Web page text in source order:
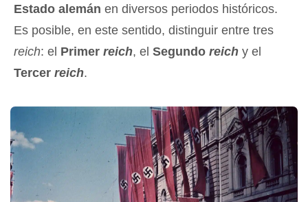
Estado alemán en diversos periodos históricos.
Es posible, en este sentido, distinguir entre tres
reich: el Primer reich, el Segundo reich y el
Tercer reich.